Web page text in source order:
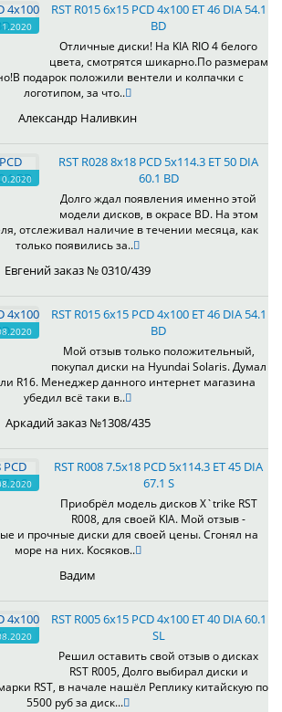
RST R015 6x15 PCD 4x100 ET 46 DIA 54.1
BD
Отличные диски! На KIA RIO 4 белого
цвета, смотрятся шикарно.По размерам
подарок положили вентели и колпачки с
логотипом, за что..
Александр Наливкин
RST R028 8x18 PCD 5x114.3 ET 50 DIA
60.1 BD
Долго ждал появления именно этой
модели дисков, в окрасе BD. На этом
отслеживал наличие в течении месяца, как
только появились за..
Евгений заказ № 0310/439
RST R015 6x15 PCD 4x100 ET 46 DIA 54.1
BD
Мой отзыв только положительный,
покупал диски на Hyundai Solaris. Думал
R16. Менеджер данного интернет магазина
убедил всё таки в..
Аркадий заказ №1308/435
RST R008 7.5x18 PCD 5x114.3 ET 45 DIA
67.1 S
Приобрёл модель дисков X`trike RST
R008, для своей KIA. Мой отзыв -
и прочные диски для своей цены. Сгонял на
море на них. Косяков..
Вадим
RST R005 6x15 PCD 4x100 ET 40 DIA 60.1
SL
Решил оставить свой отзыв о дисках
RST R005, Долго выбирал диски и
RST, в начале нашёл Реплику китайскую по
5500 руб за диск...